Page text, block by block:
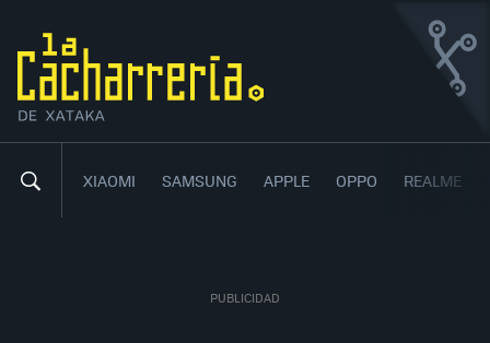
XIAOMI SAMSUNG APPLE OPPO REALME
IPHONE 13 PRO MAX
CON UNA TASA DE REFRESCO DE 120 HZ Y
CON UNA AUTONOMÍA DE RÉCORD EN UN
IPHONE
9,30